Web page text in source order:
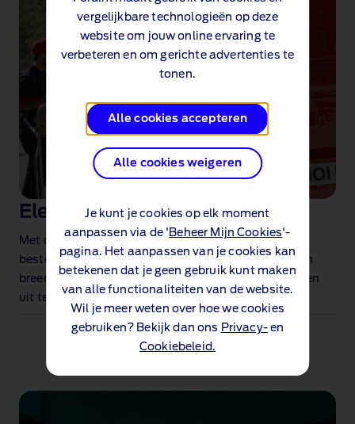
vergelijkbare technologieën op deze
website om jouw online ervaring te
verbeteren en om gerichte advertenties te
tonen.
Alle cookies accepteren
Alle cookies weigeren
Je kunt je cookies op elk moment
aanpassen via de ' Beheer Mijn Cookies'-
pagina. Het aanpassen van je cookies kan
betekenen dat je geen gebruik kunt maken
van alle functionaliteiten van de website.
Wil je meer weten over hoe we cookies
gebruiken? Bekijk dan ons Privacy-en
Cookiebeleid.
Elektrische zijlaaddeuren
Met de elektrische zijlaaddeuren kun je in je
bestelwagen wanneer je je handen vol hebt en ze zijn
breed genoeg om gemakkelijk industriële pallets in en
uit te schuiven.